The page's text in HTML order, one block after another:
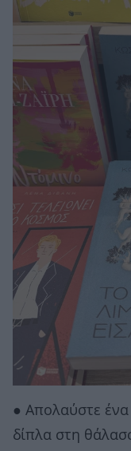
● Απολαύστε
δίπλα στη